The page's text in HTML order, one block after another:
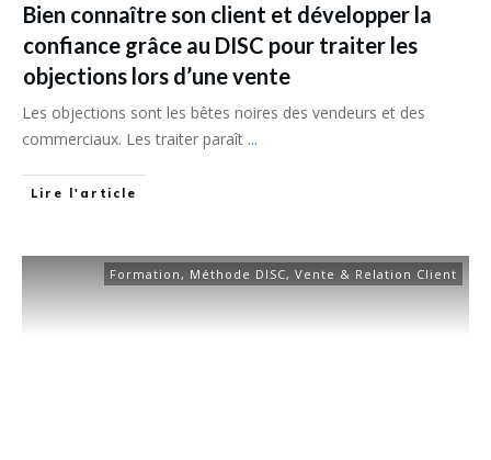
Bien connaître son client et développer la
confiance grâce au DISC pour traiter les
objections lors d’une vente
Les objections sont les bêtes noires des vendeurs et des
commerciaux. Les traiter paraît ...
Lire l'article
Formation, Méthode DISC, Vente & Relation Client